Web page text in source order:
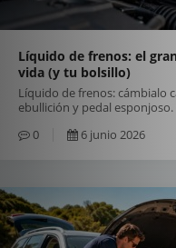
Líquido de frenos: el
vida (y tu bolsillo)
Líquido de frenos: cámbialo
ebullición y pedal
0
6 junio 2026